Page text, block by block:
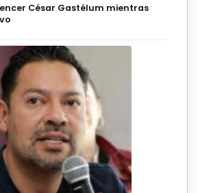
César Gastélum mientras